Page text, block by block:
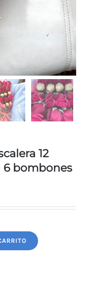
12
6 bombones